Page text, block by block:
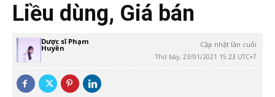
Liều dùng, Giá bán
Dược sĩ Phạm
Huyền Cập nhật lần cuối
Thứ bảy, 23/01/2021 15:23 UTC+7